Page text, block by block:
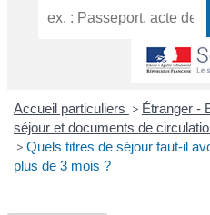
Accueil particuliers > Étranger -
séjour et documents de
> Quels titres de séjour faut-il
plus de 3 mois ?